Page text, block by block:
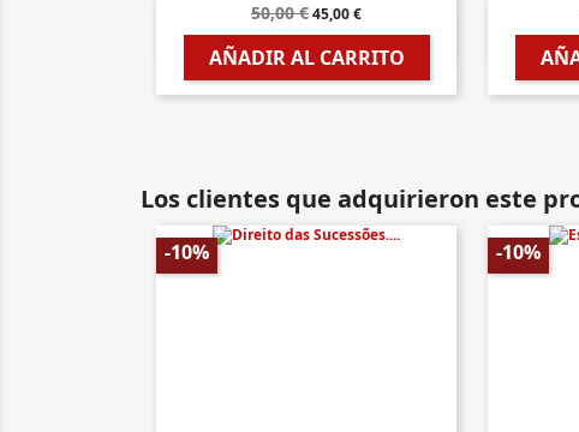
50,00 €45,00 €
AÑADIR AL CARRITO
 Vista rápida
Los clientes que adquirieron este
-10% -10%